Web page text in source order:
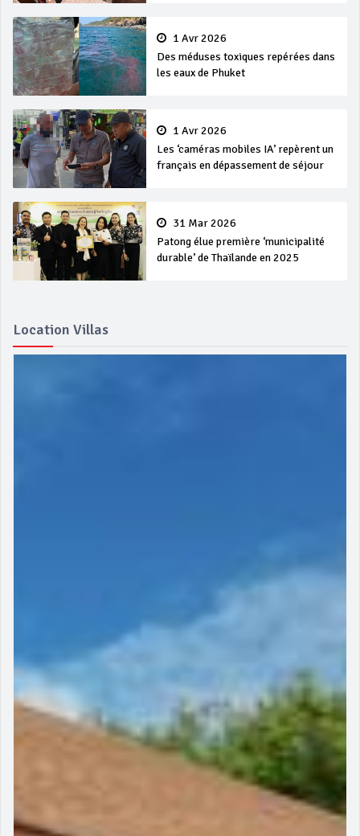
1 Avr 2026
Des méduses toxiques repérées dans
les eaux de Phuket
1 Avr 2026
Les ‘caméras mobiles IA’ repèrent un
français en dépassement de séjour
31 Mar 2026
Patong élue première ‘municipalité
durable’ de Thaïlande en 2025
Location Villas